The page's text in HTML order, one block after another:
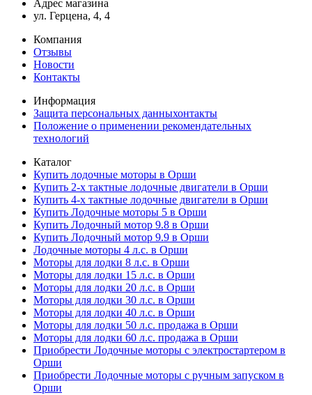
Адрес магазина
ул. Герцена, 4, 4
Компания
Отзывы
Новости
Контакты
Информация
Защита персональных данныхонтакты
Положение о применении рекомендательных
технологий
Каталог
Купить лодочные моторы в Орши
Купить 2-х тактные лодочные двигатели в Орши
Купить 4-х тактные лодочные двигатели в Орши
Купить Лодочные моторы 5 в Орши
Купить Лодочный мотор 9.8 в Орши
Купить Лодочный мотор 9.9 в Орши
Лодочные моторы 4 л.с. в Орши
Моторы для лодки 8 л.с. в Орши
Моторы для лодки 15 л.с. в Орши
Моторы для лодки 20 л.с. в Орши
Моторы для лодки 30 л.с. в Орши
Моторы для лодки 40 л.с. в Орши
Моторы для лодки 50 л.с. продажа в Орши
Моторы для лодки 60 л.с. продажа в Орши
Приобрести Лодочные моторы с электростартером в
Орши
Приобрести Лодочные моторы с ручным запуском в
Орши